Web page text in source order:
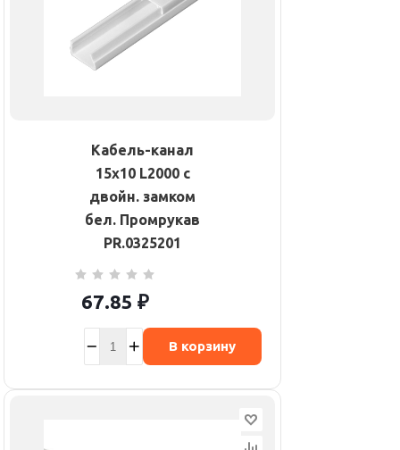
Кабель-канал
15х10 L2000 с
двойн. замком
бел. Промрукав
PR.0325201
67.85 ₽
В корзину